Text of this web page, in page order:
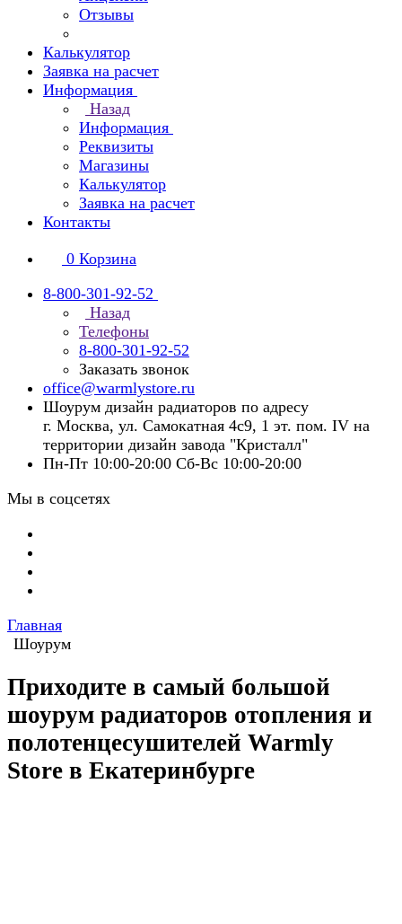
Отзывы
Калькулятор
Заявка на расчет
Информация
Назад
Информация
Реквизиты
Магазины
Калькулятор
Заявка на расчет
Контакты
0 Корзина
8-800-301-92-52
Назад
Телефоны
8-800-301-92-52
Заказать звонок
office@warmlystore.ru
Шоурум дизайн радиаторов по адресу
г. Москва, ул. Самокатная 4с9, 1 эт. пом. IV на
территории дизайн завода "Кристалл"
Пн-Пт 10:00-20:00 Сб-Вс 10:00-20:00
Мы в соцсетях
Главная
Шоурум
Приходите в самый большой
шоурум радиаторов отопления и
полотенцесушителей Warmly
Store в Екатеринбурге